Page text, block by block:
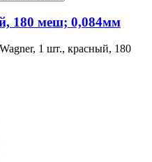
180 меш; 0,084мм
1 шт., красный, 180